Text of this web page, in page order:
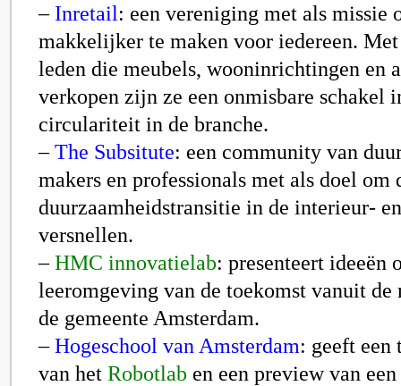
– Inretail: een vereniging met als missie
makkelijker te maken voor iedereen.
leden die meubels, wooninrichtingen en
verkopen zijn ze een onmisbare schakel
circulariteit in de branche.
–The Subsitute: een community van
makers en professionals met als doel om
duurzaamheidstransitie in de interieur-
versnellen.
–HMC innovatielab: presenteert ideeën
leeromgeving van de toekomst vanuit de
de gemeente Amsterdam.
–Hogeschool van Amsterdam: geeft een
van het Robotlab en een preview van